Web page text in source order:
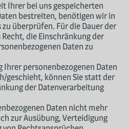
Ihrer bei uns gespeicherten
bestreiten, benötigen wir in
zu überprüfen. Für die Dauer der
die Einschränkung der
Daten zu
Ihrer personenbezogenen Daten
geschieht, können Sie statt der
der Datenverarbeitung
Daten nicht mehr
zur Ausübung, Verteidigung